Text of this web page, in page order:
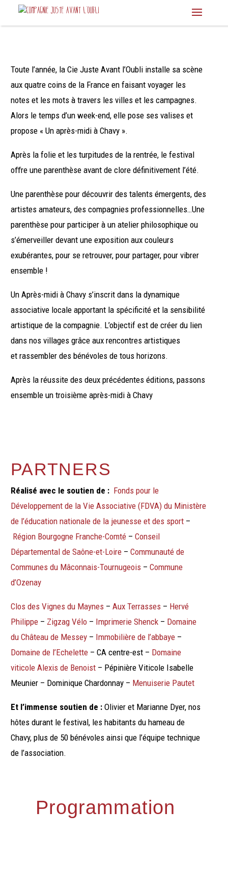
Toute l’année, la Cie Juste Avant l’Oubli installe sa scène
aux quatre coins de la France en faisant voyager les
notes et les mots à travers les villes et les campagnes.
Alors le temps d’un week-end, elle pose ses valises et
propose « Un après-midi à Chavy ».
Après la folie et les turpitudes de la rentrée, le festival
oﬀre une parenthèse avant de clore définitivement l’été.
Une parenthèse pour découvrir des talents émergents, des
artistes amateurs, des compagnies professionnelles…Une
parenthèse pour participer à un atelier philosophique ou
s’émerveiller devant une exposition aux couleurs
exubérantes, pour se retrouver, pour partager, pour vibrer
ensemble !
Un Après-midi à Chavy s’inscrit dans la dynamique
associative locale apportant la spécificité et la sensibilité
artistique de la compagnie. L’objectif est de créer du lien
dans nos villages grâce aux rencontres artistiques
et rassembler des bénévoles de tous horizons.
Après la réussite des deux précédentes éditions, passons
ensemble un troisième après-midi à Chavy
PARTNERS
Réalisé avec le soutien de : Fonds pour le
Développement de la Vie Associative (FDVA) du Ministère
de l’éducation nationale de la jeunesse et des sport–
Région Bourgogne Franche-Comté– Conseil
Départemental de Saône-et-Loire – Communauté de
Communes du Mâconnais-Tournugeois – Commune
d’Ozenay
Clos des Vignes du Maynes – Aux Terrasses – Hervé
Philippe– Zigzag Vélo– Imprimerie Shenck– Domaine
du Château de Messey– Immobilière de l’abbaye–
Domaine de l’Echelette– CA centre-est – Domaine
viticole Alexis de Benoist– Pépinière Viticole Isabelle
Meunier – Dominique Chardonnay – Menuiserie Pautet
Et l’immense soutien de :Olivier et Marianne Dyer, nos
hôtes durant le festival, les habitants du hameau de
Chavy, plus de 50 bénévoles ainsi que l’équipe technique
de l’association.
Programmation